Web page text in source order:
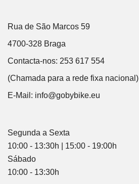
Rua de São Marcos 59
4700-328 Braga
Contacta-nos: 253 617 554
(Chamada para a rede fixa nacional)
E-Mail: info@gobybike.eu
Segunda a Sexta
10:00 - 13:30h | 15:00 - 19:00h
Sábado
10:00 - 13:30h